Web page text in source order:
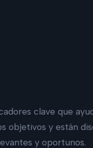
clave que
objetivos y están
y oportunos.